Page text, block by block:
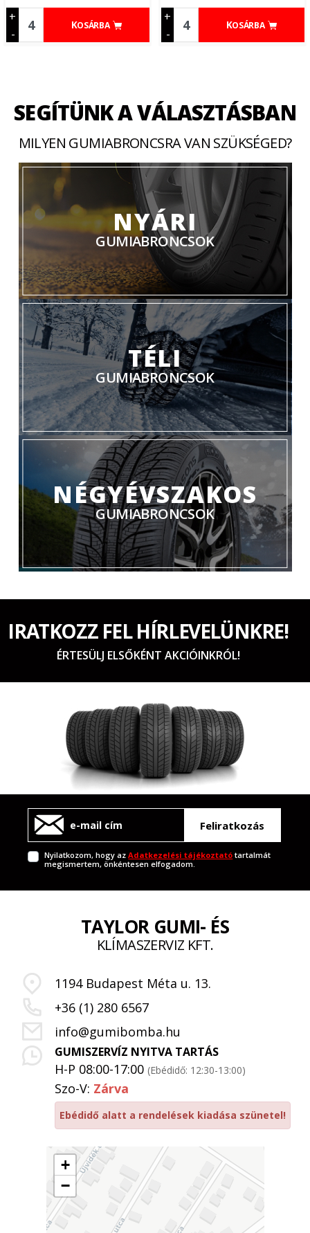
+
-
KOSÁRBA
+
-
KOSÁRBA
SEGÍTÜNK A VÁLASZTÁSBAN
MILYEN GUMIABRONCSRA VAN SZÜKSÉGED?
NYÁRI
GUMIABRONCSOK
TÉLI
GUMIABRONCSOK
NÉGYÉVSZAKOS
GUMIABRONCSOK
IRATKOZZ FEL HÍRLEVELÜNKRE!
ÉRTESÜLJ ELSŐKÉNT AKCIÓINKRÓL!
Feliratkozás
Nyilatkozom, hogy azAdatkezelési tájékoztató tartalmát
megismertem, önkéntesen elfogadom.
+
−
TAYLOR GUMI- ÉS
KLÍMASZERVIZ KFT.
1194 Budapest Méta u. 13.
+36 (1) 280 6567
info@gumibomba.hu
GUMISZERVÍZ NYITVA TARTÁS
H-P 08:00-17:00 (Ebédidő: 12:30-13:00)
Szo-V: Zárva
Ebédidő alatt a rendelések kiadása szünetel!